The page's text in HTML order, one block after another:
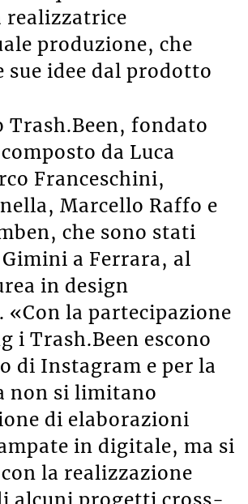
realizzatrice
produzione, che
sue idee dal prodotto
fondato
da Luca
Franceschini,
Marcello Raffo e
che sono stati
a Ferrara, al
in design
«Con la partecipazione
i Trash.Been escono
di Instagram e per la
non si limitano
di elaborazioni
in digitale, ma si
la realizzazione